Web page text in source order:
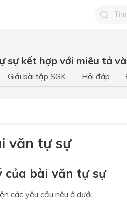
CHỦ ĐỀ /
sự kết hợp với miêu tả
Giải bài tập SGK Hỏi đáp
văn tự sự
của bài văn tự sự
các yêu cầu nêu ở dưới.